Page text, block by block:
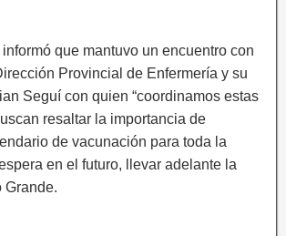
que mantuvo un encuentro con
Provincial de Enfermería y su
Seguí con quien “coordinamos estas
resaltar la importancia de
de vacunación para toda la
en el futuro, llevar adelante la
Grande.